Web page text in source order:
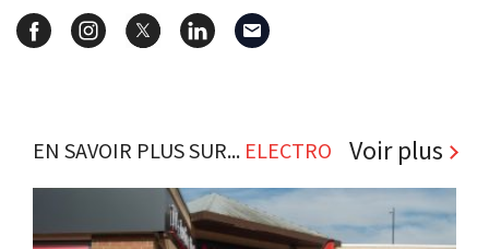
EN SAVOIR PLUS SUR... ELECTRO Voir plus